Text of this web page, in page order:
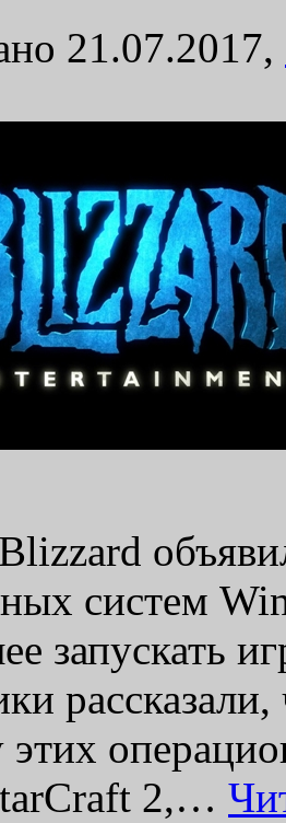
21.07.2017,
систем
запускать
2,…